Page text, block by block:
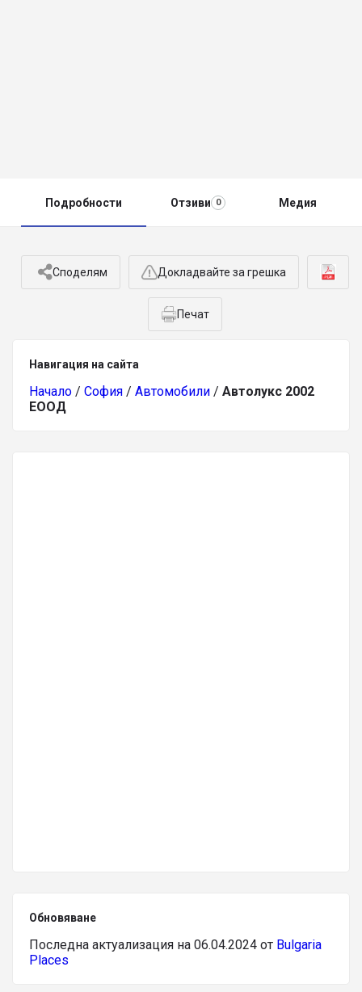
Подробности Отзиви 0 Медия
Споделям Докладвайте за грешка
Печат
Навигация на сайта
Начало / София / Автомобили / Автолукс 2002
ЕООД
Обновяване
Последна актуализация на 06.04.2024 от Bulgaria
Places